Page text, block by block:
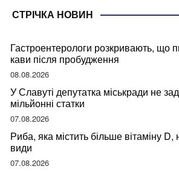
СТРІЧКА НОВИН
Гастроентерологи розкривають, що
кави після пробудження
08.08.2026
У Славуті депутатка міськради не
мільйонні статки
07.08.2026
Риба, яка містить більше вітаміну
види
07.08.2026